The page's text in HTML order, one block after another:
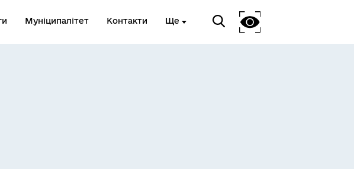
Муніципалітет Контакти Ще